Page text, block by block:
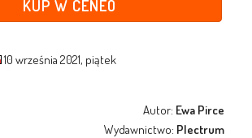
KUP W CENEO
10 września 2021, piątek
Autor: Ewa Pirce
Wydawnictwo: Plectrum